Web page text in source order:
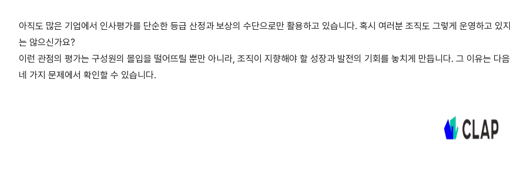
아직도 많은 기업에서 인사평가를 단순한 등급 산정과 보상의 수단으로만 활용하고 있습니다. 혹시 여러분 조직도 그렇게 운영하고 있지
는 않으신가요?
이런 관점의 평가는 구성원의 몰입을 떨어뜨릴 뿐만 아니라, 조직이 지향해야 할 성장과 발전의 기회를 놓치게 만듭니다. 그 이유는 다음
네 가지 문제에서 확인할 수 있습니다.